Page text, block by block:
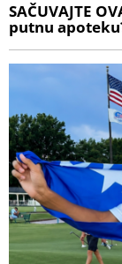
SAČUVAJTE
putnu